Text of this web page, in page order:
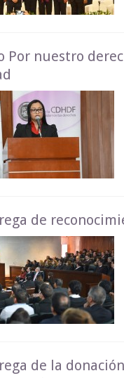
Por nuestro
de
de la